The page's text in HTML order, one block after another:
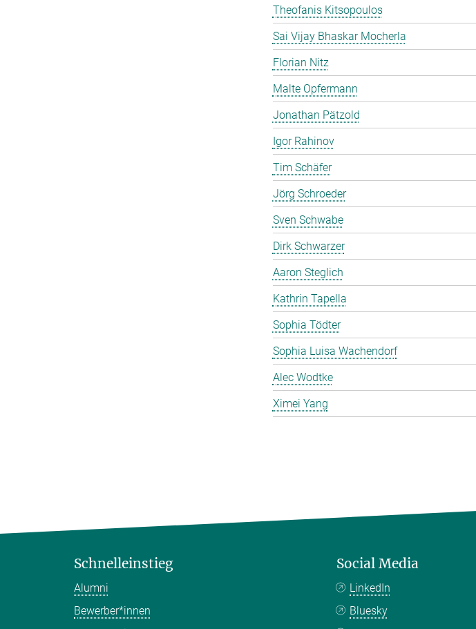
Theofanis Kitsopoulos
Sai Vijay Bhaskar Mocherla
Florian Nitz
Malte Opfermann
Jonathan Pätzold
Igor Rahinov
Tim Schäfer
Jörg Schroeder
Sven Schwabe
Dirk Schwarzer
Aaron Steglich
Kathrin Tapella
Sophia Tödter
Sophia Luisa Wachendorf
Alec Wodtke
Ximei Yang
Schnelleinstieg
Alumni
Bewerber*innen
Social Media
LinkedIn
Bluesky